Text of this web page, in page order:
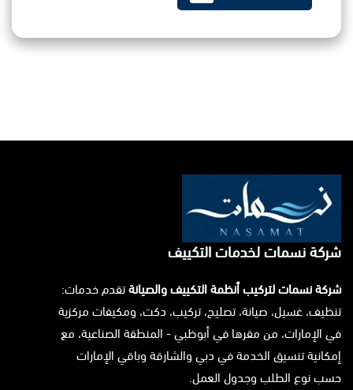
شركة نسمات لخدمات التكييف
شركة نسمات لتركيب أنظمة التكييف والصيانةتقدم خدمات:
تنظيف، غسيل، صيانة، تصليح، تركيب، دكت، ومكيفات مركزية
في الإمارات، من مقرها في أبوظبي - المنطقة الصناعية، مع
إمكانية تنسيق الخدمة في دبي والشارقة وباقي الإمارات
حسب نوع الطلب وجدول العمل.